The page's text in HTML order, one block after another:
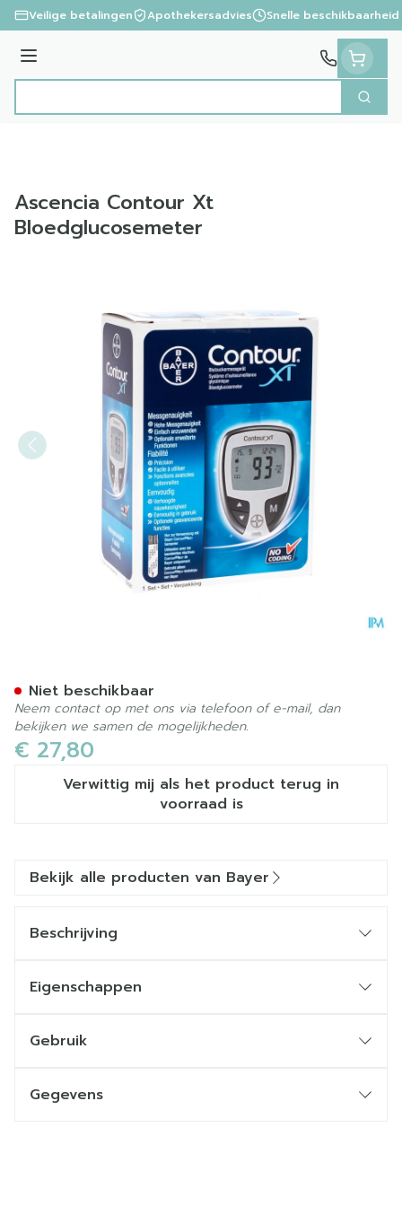
Ga naar de inhoud
Veilige betalingen Apothekersadvies Snelle beschikbaarheid
Menu
Zoek
Ascencia Contour Xt
Bloedglucosemeter
€ 27,80
Verwittig mij als het product terug in
voorraad is
Niet beschikbaar
Neem contact op met ons via telefoon of e-mail, dan
bekijken we samen de mogelijkheden.
Bekijk alle producten van Bayer
Beschrijving
Eigenschappen
Gebruik
Gegevens